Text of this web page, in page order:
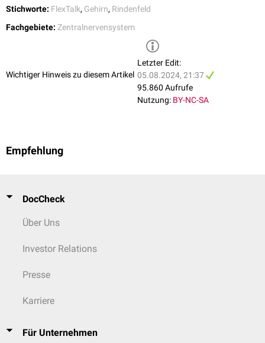
IVa
IVb: Gennari-Streifen
IVc (IVc-α und IVc-β)
(Innere Pyramidenzellschicht)
(Multiforme Schicht)
Die Unterteilung der Lamina granularis interna entsteht durch ein
Geflecht aufsteigender, myelinisierter Axonkollateralen von
Stichworte: FlexTalk, Gehirn, Rindenfeld
Fachgebiete: Zentralnervensystem
Wichtiger Hinweis zu diesem Artikel
Letzter Edit:
05.08.2024, 21:37
95.860 Aufrufe
Nutzung: BY-NC-SA
Empfehlung
DocCheck
Über Uns
Investor Relations
Presse
Karriere
Für Unternehmen